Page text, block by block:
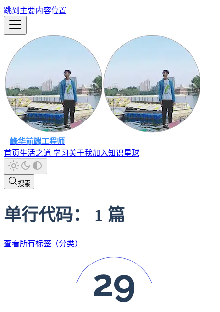
跳到主要内容位置
峰华前端工程师
首页生活之道 学习关于我加入知识星球
搜索
单行代码： 1 篇
查看所有标签（分类）
29